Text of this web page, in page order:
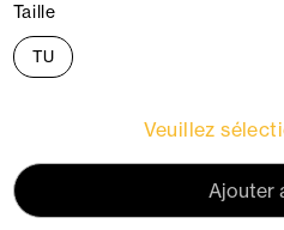
Taille
TU
Veuillez
Ajouter